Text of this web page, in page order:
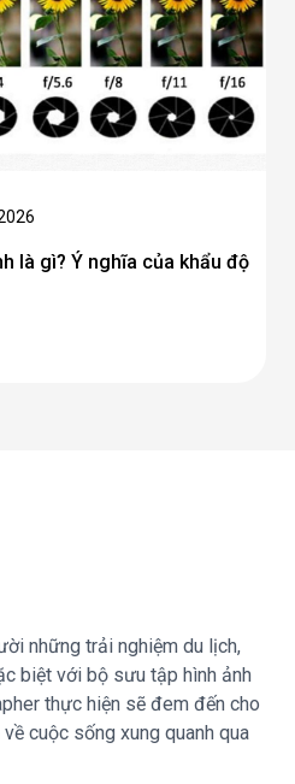
là gì? Ý nghĩa của khẩu độ
những trải nghiệm du lịch,
biệt với bộ sưu tập hình ảnh
thực hiện sẽ đem đến cho
cuộc sống xung quanh qua